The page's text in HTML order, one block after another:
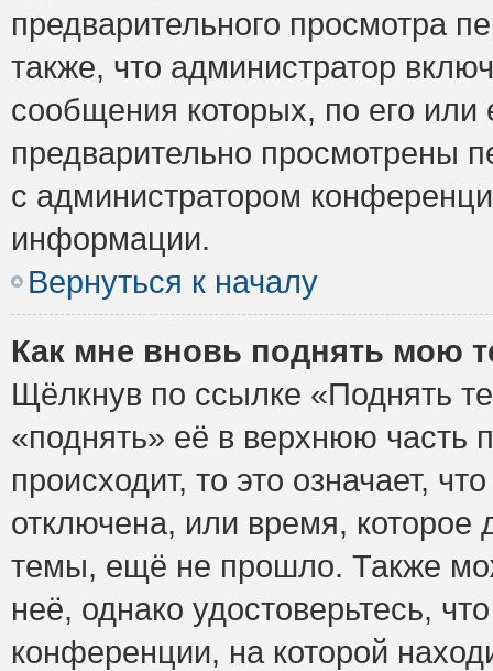
предварительного просмотра
также, что администратор
сообщения которых, по его
предварительно просмотрены
с администратором
информации.
Вернуться к началу
Как мне вновь поднять мою
Щёлкнув по ссылке «Поднять
«поднять» её в верхнюю часть
происходит, то это означает,
отключена, или время, которое
темы, ещё не прошло. Также
неё, однако удостоверьтесь,
конференции, на которой